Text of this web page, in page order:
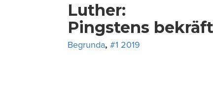
Luther:
Pingstens
Begrunda, #1 2019